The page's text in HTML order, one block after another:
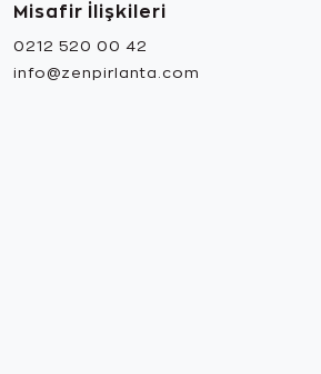
Misafir İlişkileri
0212 520 00 42
info@zenpirlanta.com